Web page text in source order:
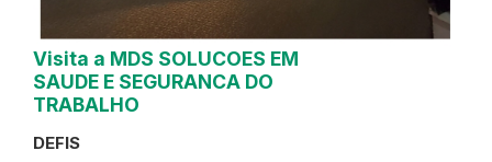
Visita a MDS SOLUCOES EM
SAUDE E SEGURANCA DO
TRABALHO
DEFIS